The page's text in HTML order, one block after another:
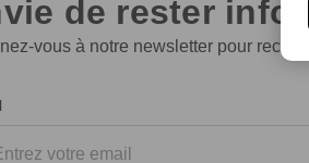
de rester
vous à notre newsletter pour